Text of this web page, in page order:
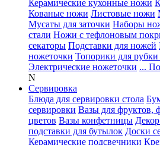
Керамические кухонные ножи
Кованые ножи Листовые ножи
Мусаты для заточки Наборы
стали Ножи с тефлоновым
секаторы Подставки для ножей
ножеточки Топорики для рубки
Электрические ножеточки ...
N
Сервировка
Блюда для сервировки стола
сервировки Вазы для фруктов,
цветов Вазы конфетницы
подставки для бутылок Доски
Керамические подсвечники